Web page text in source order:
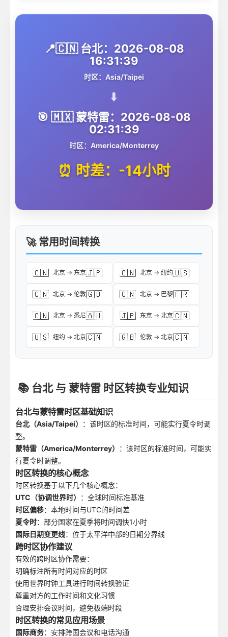
📍🇨🇳 台北：2026-08-08
16:31:39
时区：Asia/Taipei
⬇️
🎯 🇲🇽 蒙特雷：2026-08-08
02:31:39
时区：America/Monterrey
⏰ 时差：-14小时
🚀 常用时间转换
🇨🇳 北京 → 东京🇯🇵 🇨🇳 北京 → 纽约🇺🇸
🇨🇳 北京 → 伦敦🇬🇧 🇨🇳 北京 → 巴黎🇫🇷
🇨🇳 北京 → 悉尼🇦🇺 🇯🇵 东京 → 北京🇨🇳
🇺🇸 纽约 → 北京🇨🇳 🇬🇧 伦敦 → 北京🇨🇳
📚 台北 与 蒙特雷 时区转换专业知识
台北与蒙特雷时区基础知识
台北（Asia/Taipei）
：该时区的标准时间，可能实行夏令时调
整。
蒙特雷（America/Monterrey）
：该时区的标准时间，可能实
行夏令时调整。
时区转换的核心概念
时区转换基于以下几个核心概念：
UTC（协调世界时）
：全球时间标准基准
时区偏移：本地时间与UTC的时间差
夏令时：部分国家在夏季将时间调快1小时
国际日期变更线：位于太平洋中部的日期分界线
跨时区协作建议
有效的跨时区协作需要：
明确标注所有时间对应的时区
使用世界时钟工具进行时间转换验证
尊重对方的工作时间和文化习惯
合理安排会议时间，避免极端时段
时区转换的常见应用场景
国际商务：安排跨国会议和电话沟通